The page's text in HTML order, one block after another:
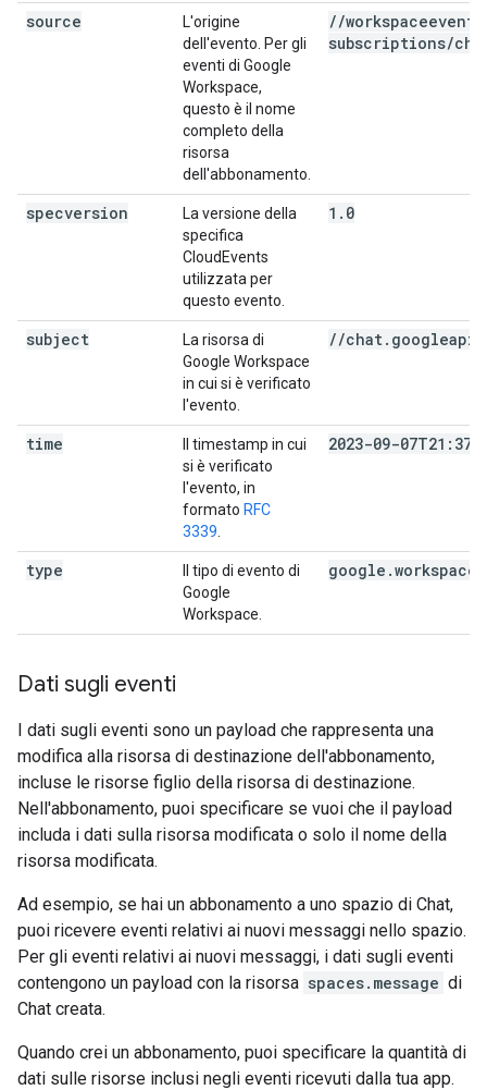
source
L'origine
dell'evento. Per gli
eventi di Google
Workspace,
questo è il nome
completo della
risorsa
dell'abbonamento.
//workspaceevents
subscriptions/
specversion
La versione della
specifica
CloudEvents
utilizzata per
questo evento.
1.0
subject
La risorsa di
Google Workspace
in cui si è verificato
l'evento.
//
time
Il timestamp in cui
si è verificato
l'evento, in
formato RFC
3339
2023-09-
type
Il tipo di evento di
Google
Workspace.
Dati sugli eventi
I dati sugli eventi sono un payload che rappresenta una
modifica alla risorsa di destinazione dell'abbonamento,
incluse le risorse figlio della risorsa di destinazione.
Nell'abbonamento, puoi specificare se vuoi che il payload
includa i dati sulla risorsa modificata o solo il nome della
risorsa modificata.
Ad esempio, se hai un abbonamento a uno spazio di Chat,
puoi ricevere eventi relativi ai nuovi messaggi nello spazio.
Per gli eventi relativi ai nuovi messaggi, i dati sugli eventi
contengono un payload con la risorsa spaces.message di
Chat creata.
Quando crei un abbonamento, puoi specificare la quantità di
dati sulle risorse inclusi negli eventi ricevuti dalla tua app.